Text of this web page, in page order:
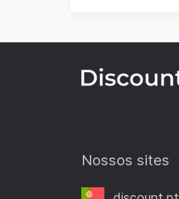
Nossos sites